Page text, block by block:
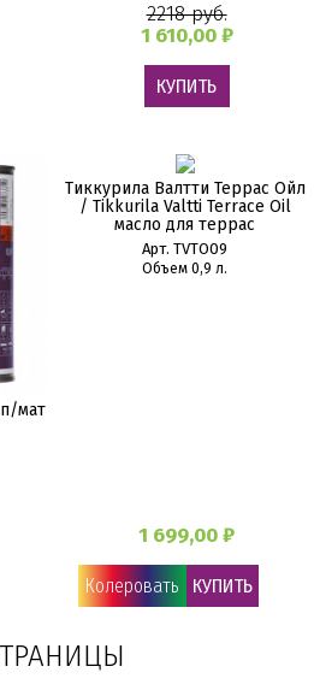
2218 руб.
1 610,00 ₽
КУПИТЬ
мат
Тиккурила Валтти Террас Ойл
/ Tikkurila Valtti Terrace Oil
масло для террас
Арт. TVTO09
Объем 0,9 л.
1 699,00 ₽
Колеровать КУПИТЬ